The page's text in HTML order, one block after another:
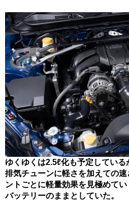
ゆくゆくは2.5ℓ化も予定してい
排気チューンに軽さを加えての
ントごとに軽量効果を見極めて
バッテリーのままとしていた。